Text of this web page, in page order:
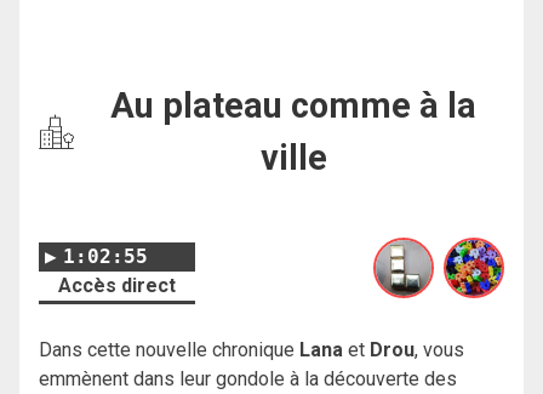
Au plateau comme à la
ville
1:02:55
Accès direct
Dans cette nouvelle chronique Lana et Drou, vous
emmènent dans leur gondole à la découverte des